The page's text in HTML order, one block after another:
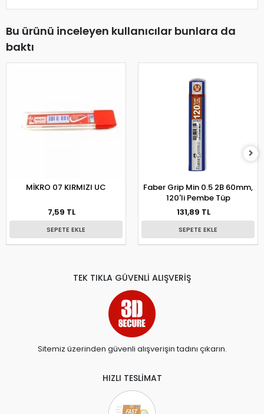
Bu ürünü inceleyen kullanıcılar bunlara da
baktı
MİKRO 07 KIRMIZI UC
7,59 TL
SEPETE EKLE
Faber Grip Min 0.5 2B 60mm,
120'li Pembe Tüp
131,89 TL
SEPETE EKLE
TEK TIKLA GÜVENLİ ALIŞVERİŞ
Sitemiz üzerinden güvenli alışverişin tadını çıkarın.
HIZLI TESLİMAT